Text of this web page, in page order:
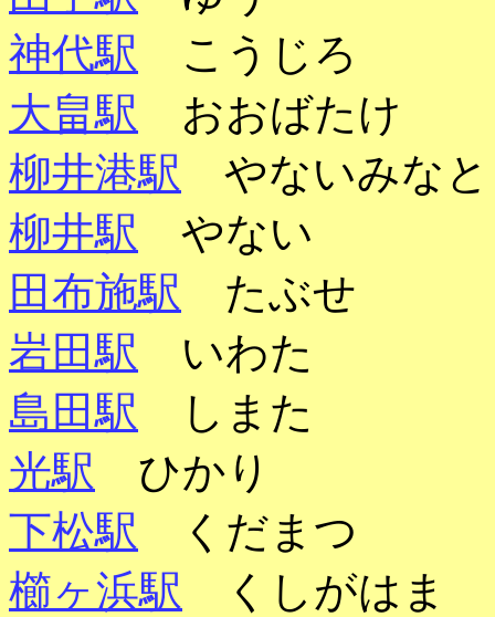
神代駅 こうじろ
大畠駅 おおばたけ
柳井港駅 やないみなと
柳井駅 やない
田布施駅 たぶせ
岩田駅 いわた
島田駅 しまた
光駅 ひかり
下松駅 くだまつ
櫛ヶ浜駅 くしがはま